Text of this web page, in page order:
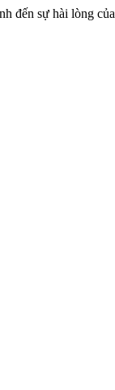
sự hài lòng